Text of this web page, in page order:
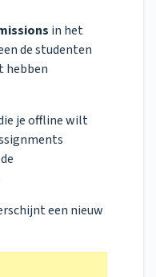
in het
de studenten
hebben
je offline wilt
een nieuw